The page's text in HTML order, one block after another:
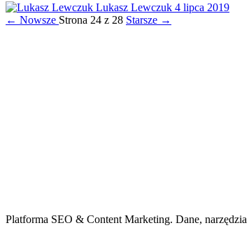
Lukasz Lewczuk 4 lipca 2019
← Nowsze Strona 24 z 28 Starsze →
Platforma SEO & Content Marketing. Dane,